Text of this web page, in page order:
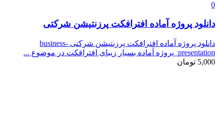
0
دانلود پروژه آماده افترافکت پرزنتیشن شرکتی
دانلود پروژه آماده افترافکت پرزنتیشن شرکتی business-
presentation پروژه آماده بسیار زیبای افترافکت در موضوع ...
5,000 تومان